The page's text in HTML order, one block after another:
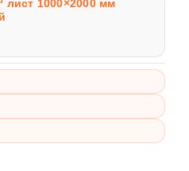
лист 1000×2000 мм